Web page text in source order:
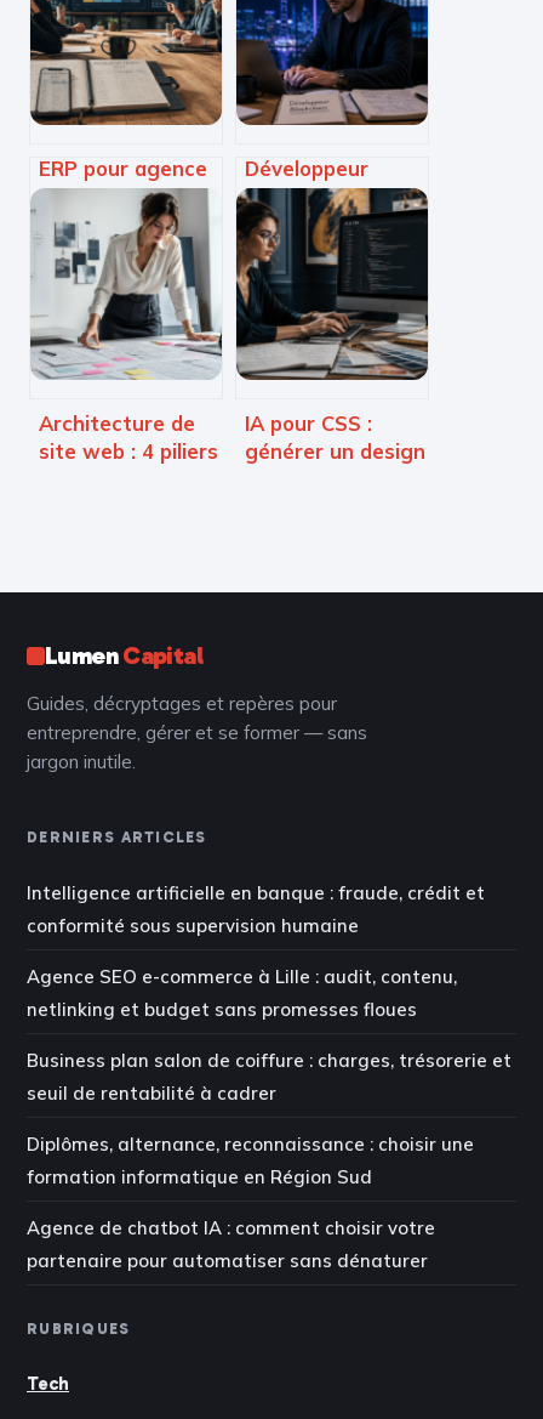
ERP pour agence
de communication
: 5 leviers pour
sécuriser vos
marges et
booster la
créativité
Développeur
blockchain : 520 €
de TJM moyen et
3 langages
indispensables
pour réussir
Architecture de
site web : 4 piliers
IA pour CSS :
générer un design
LumenCapital
Guides, décryptages et repères pour
entreprendre, gérer et se former — sans
jargon inutile.
DERNIERS ARTICLES
Intelligence artificielle en banque : fraude, crédit et
conformité sous supervision humaine
Agence SEO e-commerce à Lille : audit, contenu,
netlinking et budget sans promesses floues
Business plan salon de coiffure : charges, trésorerie et
seuil de rentabilité à cadrer
Diplômes, alternance, reconnaissance : choisir une
formation informatique en Région Sud
Agence de chatbot IA : comment choisir votre
partenaire pour automatiser sans dénaturer
RUBRIQUES
Tech